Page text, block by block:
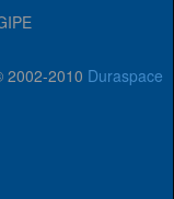
2002-2010 Duraspace